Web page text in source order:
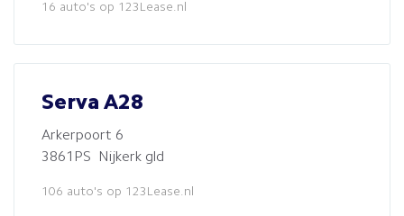
16 auto's op 123Lease.nl
Serva A28
Arkerpoort 6
3861PS Nijkerk gld
106 auto's op 123Lease.nl